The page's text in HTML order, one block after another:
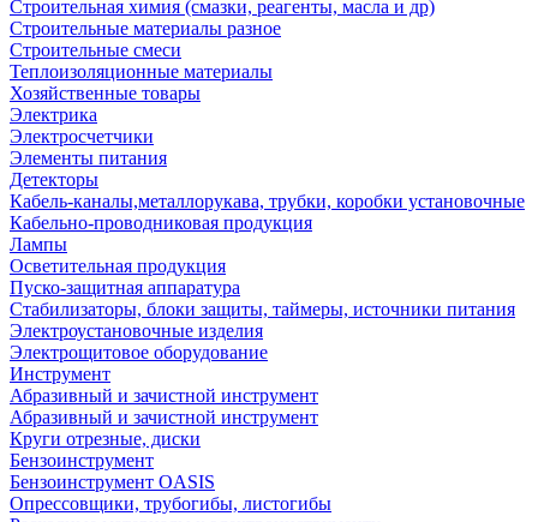
Строительная химия (смазки, реагенты, масла и др)
Строительные материалы разное
Строительные смеси
Теплоизоляционные материалы
Хозяйственные товары
Электрика
Электросчетчики
Элементы питания
Детекторы
Кабель-каналы,металлорукава, трубки, коробки установочные
Кабельно-проводниковая продукция
Лампы
Осветительная продукция
Пуско-защитная аппаратура
Стабилизаторы, блоки защиты, таймеры, источники питания
Электроустановочные изделия
Электрощитовое оборудование
Инструмент
Абразивный и зачистной инструмент
Абразивный и зачистной инструмент
Круги отрезные, диски
Бензоинструмент
Бензоинструмент OASIS
Опрессовщики, трубогибы, листогибы